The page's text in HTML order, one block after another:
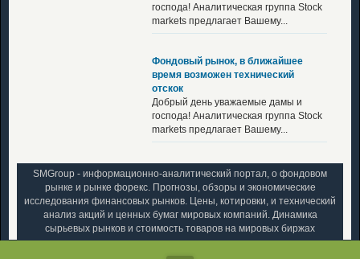
господа! Аналитическая группа Stock
markets предлагает Вашему...
Фондовый рынок, в ближайшее
время возможен технический
отскок
Добрый день уважаемые дамы и
господа! Аналитическая группа Stock
markets предлагает Вашему...
SMGroup - информационно-аналитический портал, о фондовом
рынке и рынке форекс. Прогнозы, обзоры и экономические
исследования финансовых рынков. Цены, котировки, и технический
анализ акций и ценных бумаг мировых компаний. Динамика
сырьевых рынков и стоимость товаров на мировых биржах